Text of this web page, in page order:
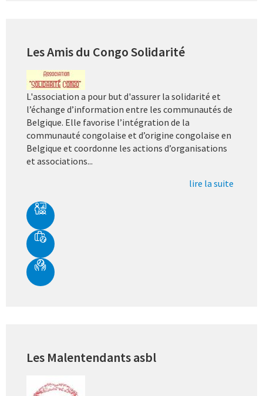
Les Amis du Congo Solidarité
L'association a pour but d'assurer la solidarité et
l’échange d’information entre les communautés de
Belgique. Elle favorise l’intégration de la
communauté congolaise et d’origine congolaise en
Belgique et coordonne les actions d’organisations
et associations...
lire la suite
Les Malentendants asbl